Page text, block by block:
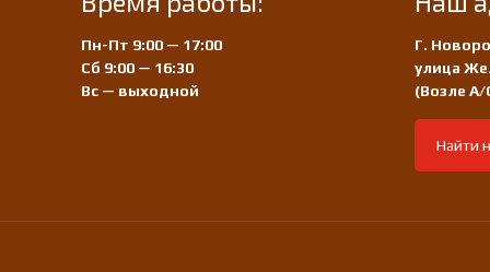
Пн-Пт 9:00 — 17:00
Сб 9:00 — 16:30
Вс — выходной
Г.
улица
(Возле
Найти